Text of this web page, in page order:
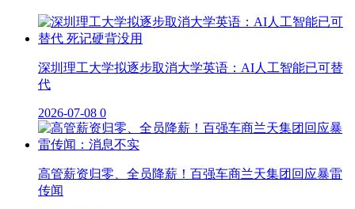
深圳理工大学拟逐步取消大学英语：AI人工智能已可替
代
2026-07-08 0
高管薪资归零、全员降薪！百强车商兰天集团回应暴雷
传闻